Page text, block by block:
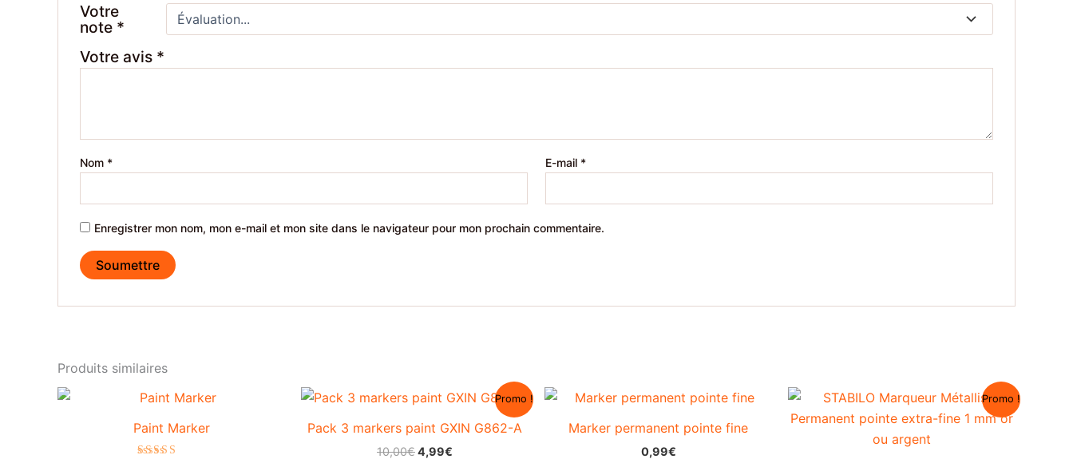
Votre
note *
Votre avis *
Nom * E-mail *
Enregistrer mon nom, mon e-mail et mon site dans le navigateur pour mon prochain commentaire.
Produits similaires
Paint Marker
Promo !
Pack 3 markers paint GXIN G862-A
10,00€Le
4,99€
Marker permanent pointe fine
0,99€
Promo !